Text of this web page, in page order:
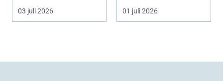
03 juli 2026
riva väggar och golv...
01 juli 2026